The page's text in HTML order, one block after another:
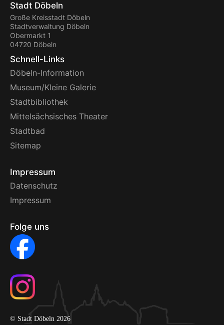
Stadt Döbeln
Große Kreisstadt Döbeln
Stadtverwaltung Döbeln
Obermarkt 1
04720 Döbeln
Schnell-Links
Döbeln-Information
Museum/Kleine Galerie
Stadtbibliothek
Mittelsächsisches Theater
Stadtbad
Sitemap
Impressum
Datenschutz
Impressum
Folge uns
© Stadt Döbeln 2026